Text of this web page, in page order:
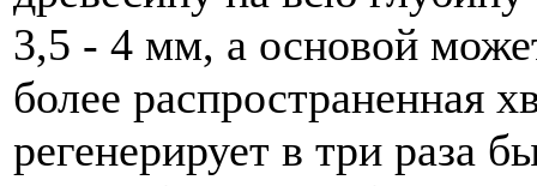
3,5 - 4 мм, а основой
более распространенная
регенерирует в три раза